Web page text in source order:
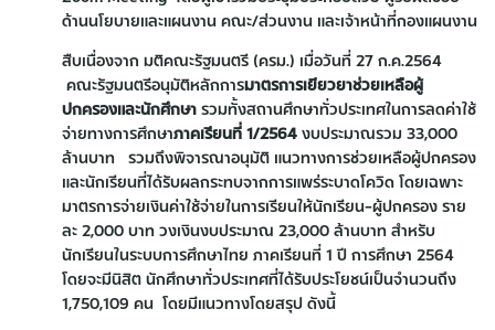
ด้านนโยบายและแผนงาน คณะ/ส่วนงาน และเจ้าหน้าที่กองแผนงาน
สืบเนื่องจาก มติคณะรัฐมนตรี (ครม.) เมื่อวันที่ 27 ก.ค.2564
คณะรัฐมนตรีอนุมัติหลักการมาตรการเยียวยาช่วยเหลือผู้
ปกครองและนักศึกษา รวมทั้งสถานศึกษาทั่วประเทศในการลดค่าใช้
จ่ายทางการศึกษาภาคเรียนที่ 1/2564 งบประมาณรวม 33,000
ล้านบาท รวมถึงพิจารณาอนุมัติ แนวทางการช่วยเหลือผู้ปกครอง
และนักเรียนที่ได้รับผลกระทบจากการแพร่ระบาดโควิด โดยเฉพาะ
มาตรการจ่ายเงินค่าใช้จ่ายในการเรียนให้นักเรียน-ผู้ปกครอง ราย
ละ 2,000 บาท วงเงินงบประมาณ 23,000 ล้านบาท สำหรับ
นักเรียนในระบบการศึกษาไทย ภาคเรียนที่ 1 ปี การศึกษา 2564
โดยจะมีนิสิต นักศึกษาทั่วประเทศที่ได้รับประโยชน์เป็นจำนวนถึง
1,750,109 คน โดยมีแนวทางโดยสรุป ดังนี้